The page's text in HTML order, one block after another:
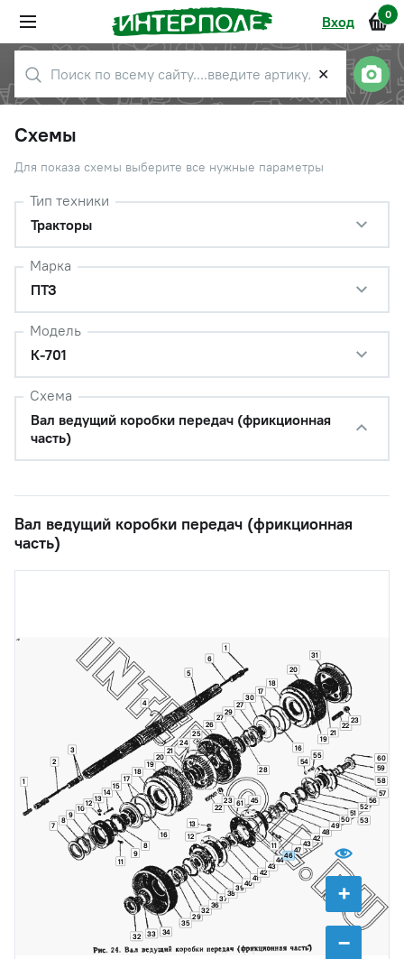
Вход 0
✕
Схемы
Для показа схемы выберите все нужные параметры
Тип техники
Тракторы
Марка
ПТЗ
Модель
К-701
Схема
Вал ведущий коробки передач (фрикционная
часть)
Вал ведущий коробки передач (фрикционная
часть)
+
−
1
1
2
3
4
5
6
7
8
8
9
9
10
11
11
12
12
13
13
14
15
16
16
17
17
18
18
19
19
20
20
21
21
22
22
23
23
24
25
26
27
27
28
29
29
30
31
32
32
33 34
35
36
37
38
3940
41
42
42
43
43
44
45
46
47
48
49
50
51
52
53
54
55
56
57
58
59
60
61